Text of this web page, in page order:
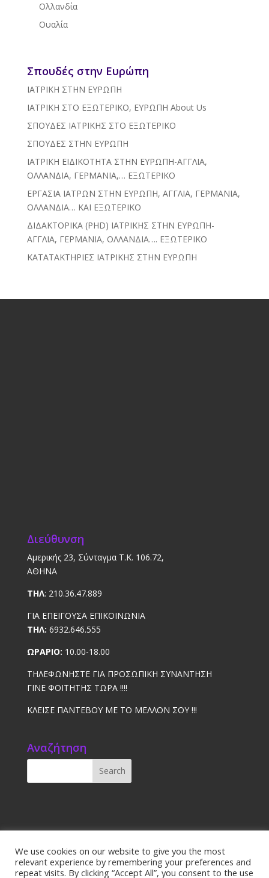
Ολλανδία
Ουαλία
Σπουδές στην Ευρώπη
ΙΑΤΡΙΚΗ ΣΤΗΝ ΕΥΡΩΠΗ
ΙΑΤΡΙΚΗ ΣΤΟ ΕΞΩΤΕΡΙΚΟ, ΕΥΡΩΠΗ About Us
ΣΠΟΥΔΕΣ ΙΑΤΡΙΚΗΣ ΣΤΟ ΕΞΩΤΕΡΙΚΟ
ΣΠΟΥΔΕΣ ΣΤΗΝ ΕΥΡΩΠΗ
ΙΑΤΡΙΚΗ ΕΙΔΙΚΟΤΗΤΑ ΣΤΗΝ ΕΥΡΩΠΗ-ΑΓΓΛΙΑ,
ΟΛΛΑΝΔΙΑ, ΓΕΡΜΑΝΙΑ,… ΕΞΩΤΕΡΙΚΟ
ΕΡΓΑΣΙΑ ΙΑΤΡΩΝ ΣΤΗΝ ΕΥΡΩΠΗ, ΑΓΓΛΙΑ, ΓΕΡΜΑΝΙΑ,
ΟΛΛΑΝΔΙΑ… ΚΑΙ ΕΞΩΤΕΡΙΚΟ
ΔΙΔΑΚΤΟΡΙΚΑ (PHD) ΙΑΤΡΙΚΗΣ ΣΤΗΝ ΕΥΡΩΠΗ-
ΑΓΓΛΙΑ, ΓΕΡΜΑΝΙΑ, ΟΛΛΑΝΔΙΑ…. ΕΞΩΤΕΡΙΚΟ
ΚΑΤΑΤΑΚΤΗΡΙΕΣ ΙΑΤΡΙΚΗΣ ΣΤΗΝ ΕΥΡΩΠΗ
Διεύθυνση
Αμερικής 23, Σύνταγμα Τ.Κ. 106.72,
ΑΘΗΝΑ
ΤΗΛ: 210.36.47.889
ΓΙΑ ΕΠΕΙΓΟΥΣΑ ΕΠΙΚΟΙΝΩΝΙΑ
ΤΗΛ: 6932.646.555
ΩΡΑΡΙΟ: 10.00-18.00
ΤΗΛΕΦΩΝΗΣΤΕ ΓΙΑ ΠΡΟΣΩΠΙΚΗ ΣΥΝΑΝΤΗΣΗ
ΓΙΝΕ ΦΟΙΤΗΤΗΣ ΤΩΡΑ !!!!
ΚΛΕΙΣΕ ΠΑΝΤΕΒΟΥ ΜΕ ΤΟ ΜΕΛΛΟΝ ΣΟΥ !!!
Αναζήτηση
Αρχική Χώρες
Πανεπιστήμια
Προετοιμασία – Μαθήματα
Ιατρικά Νέα
We use cookies on our website to give you the most
relevant experience by remembering your preferences and
repeat visits. By clicking “Accept All”, you consent to the use